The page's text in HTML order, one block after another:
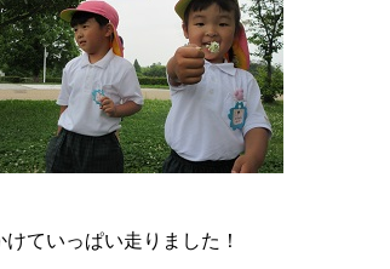
ていっぱい走りました！